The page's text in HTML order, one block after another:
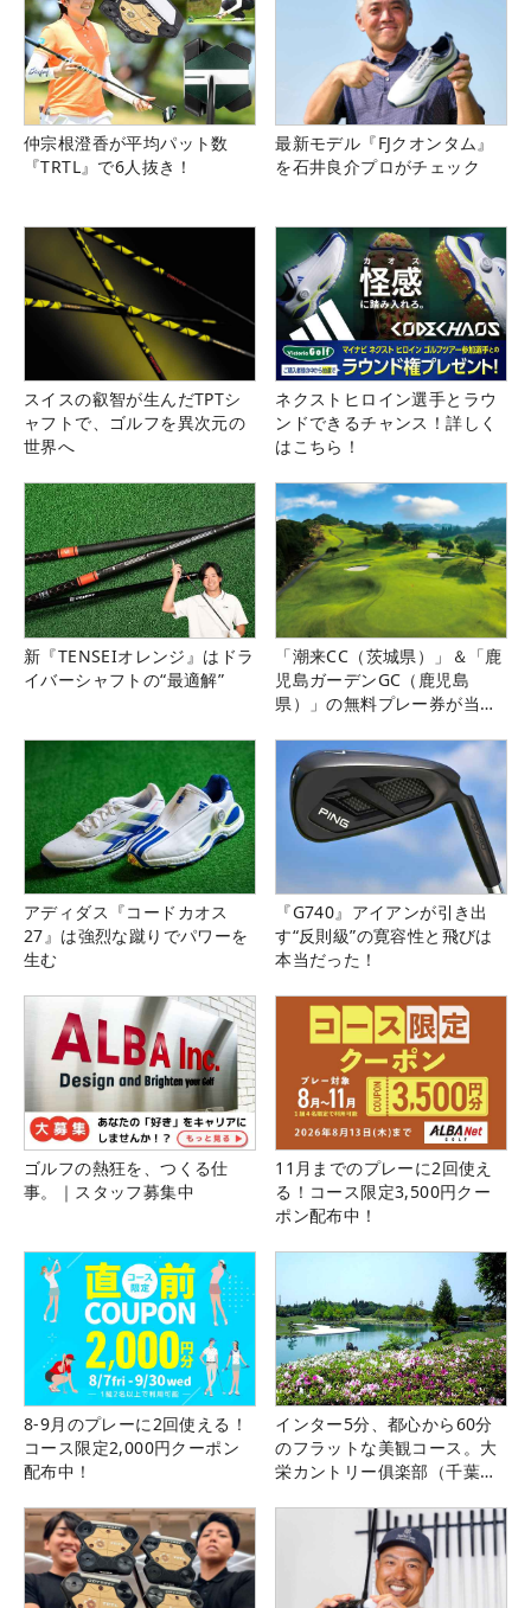
仲宗根澄香が平均パット数
『TRTL』で6人抜き！
最新モデル『FJクオンタム』
を石井良介プロがチェック
スイスの叡智が生んだTPTシ
ャフトで、ゴルフを異次元の
世界へ
ネクストヒロイン選手とラウ
ンドできるチャンス！詳しく
はこちら！
新『TENSEIオレンジ』はドラ
イバーシャフトの“最適解”
「潮来CC（茨城県）」＆「鹿
児島ガーデンGC（鹿児島
県）」の無料プレー券が当た
アディダス『コードカオス
27』は強烈な蹴りでパワーを
生む
『G740』アイアンが引き出
す“反則級”の寛容性と飛びは
本当だった！
ゴルフの熱狂を、つくる仕
事。｜スタッフ募集中
11月までのプレーに2回使え
る！コース限定3,500円クー
ポン配布中！
8-9月のプレーに2回使える！
コース限定2,000円クーポン
配布中！
インター5分、都心から60分
のフラットな美観コース。大
栄カントリー俱楽部（千葉